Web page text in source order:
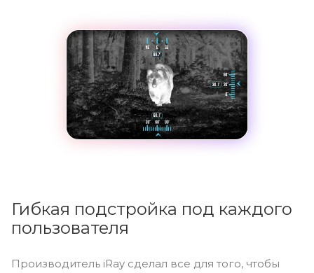
Гибкая подстройка под каждого
пользователя
Производитель iRay сделал все для того, чтобы